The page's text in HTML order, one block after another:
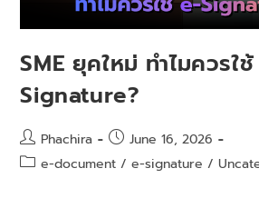
SME ยุคใหม่ ทำไมควรใ
Signature?
Phachira
June 16, 2026
e-document / e-signature /